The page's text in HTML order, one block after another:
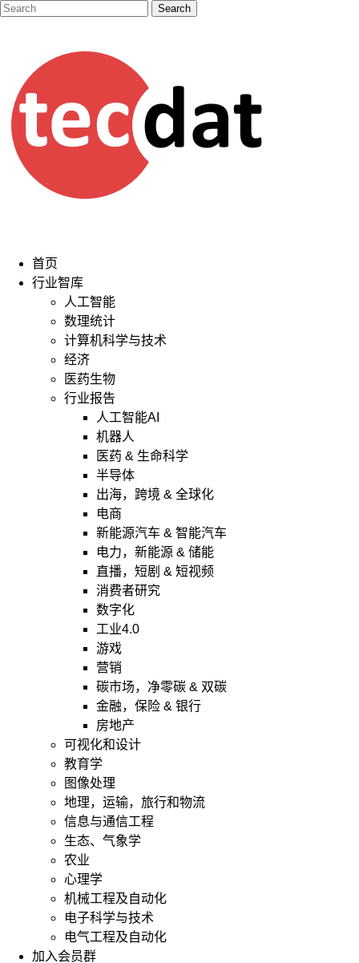
首页
行业智库
人工智能
数理统计
计算机科学与技术
经济
医药生物
行业报告
人工智能AI
机器人
医药 & 生命科学
半导体
出海，跨境 & 全球化
电商
新能源汽车 & 智能汽车
电力，新能源 & 储能
直播，短剧 & 短视频
消费者研究
数字化
工业4.0
游戏
营销
碳市场，净零碳 & 双碳
金融，保险 & 银行
房地产
可视化和设计
教育学
图像处理
地理，运输，旅行和物流
信息与通信工程
生态、气象学
农业
心理学
机械工程及自动化
电子科学与技术
电气工程及自动化
加入会员群